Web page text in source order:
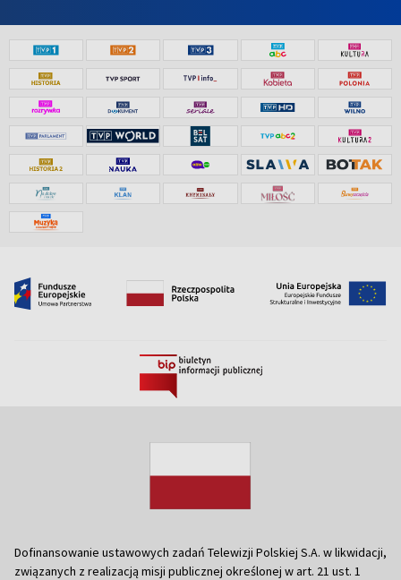
Dofinansowanie ustawowych zadań Telewizji Polskiej S.A. w likwidacji,
związanych z realizacją misji publicznej określonej w art. 21 ust. 1